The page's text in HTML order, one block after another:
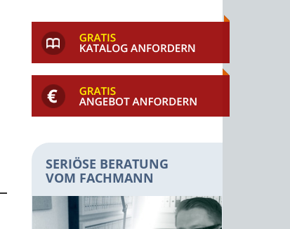
SERIÖSE BERATUNG
VOM FACHMANN